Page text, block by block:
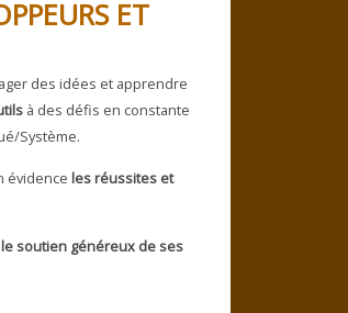
ET
des idées et apprendre
à des défis en constante
Système.
évidence les réussites et
le soutien généreux de ses